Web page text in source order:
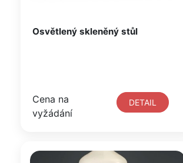
Osvětlený skleněný stůl
Cena na
vyžádání
DETAIL